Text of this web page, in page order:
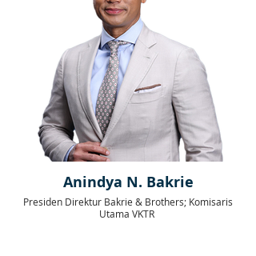
Anindya N. Bakrie
Presiden Direktur Bakrie & Brothers; Komisaris
Utama VKTR